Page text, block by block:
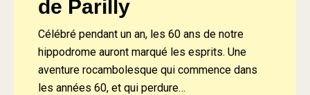
de Parilly
Célébré pendant un an, les 60 ans de notre
hippodrome auront marqué les esprits. Une
aventure rocambolesque qui commence dans
les années 60, et qui perdure…